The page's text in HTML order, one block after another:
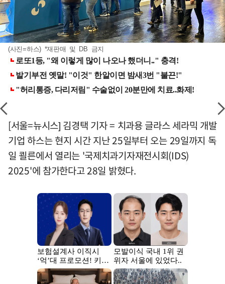
(사진=하스) *재판매 및 DB 금지
[서울=뉴시스] 김경택 기자 = 치과용 글라스 세라믹 개발
기업 하스는 현지 시간 지난 25일부터 오는 29일까지 독
일 쾰른에서 열리는 '국제치과기자재전시회(IDS)
2025'에 참가한다고 28일 밝혔다.